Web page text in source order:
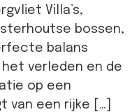
Villa’s,
bossen,
balans
verleden en de
op een
van een rijke […]